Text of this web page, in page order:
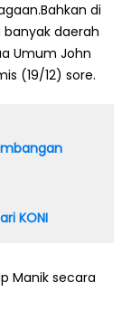
di
daerah
Umum John
(19/12) sore.
KONI
Manik secara